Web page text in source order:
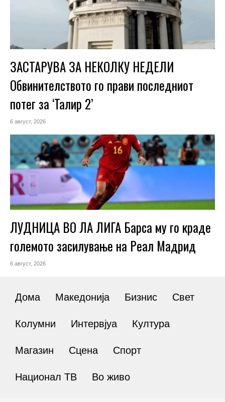
ЗАСТАРУВА ЗА НЕКОЛКУ НЕДЕЛИ
Обвинителството го прави последниот
потег за ‘Талир 2’
6 август, 2026
ЛУДНИЦА ВО ЛА ЛИГА Барса му го краде
големото засилување на Реал Мадрид
6 август, 2026
Дома Македонија Бизнис Свет
Колумни Интервјуа Култура
Магазин Сцена Спорт
Национал ТВ Во живо